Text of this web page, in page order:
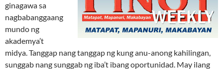
ginagawa sa
nagbabanggaang
mundo ng
akademya’t
midya. Tanggap nang tanggap ng kung anu-anong kahilingan,
sunggab nang sunggab ng iba’t ibang oportunidad. May ilang